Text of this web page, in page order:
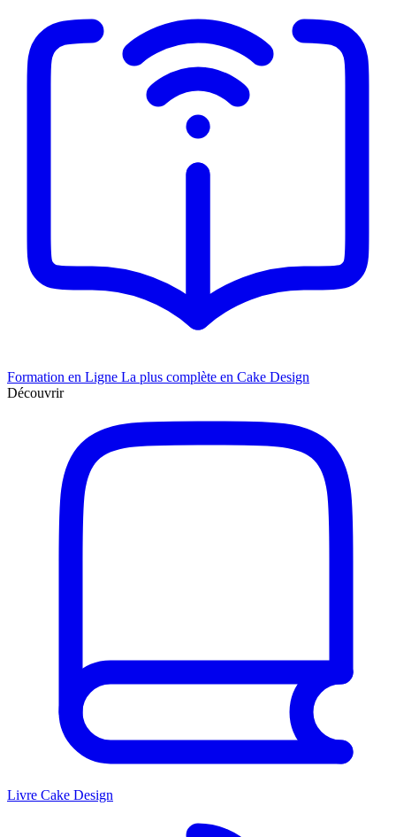
Formation en Ligne La plus complète en Cake Design
Découvrir
Livre Cake Design